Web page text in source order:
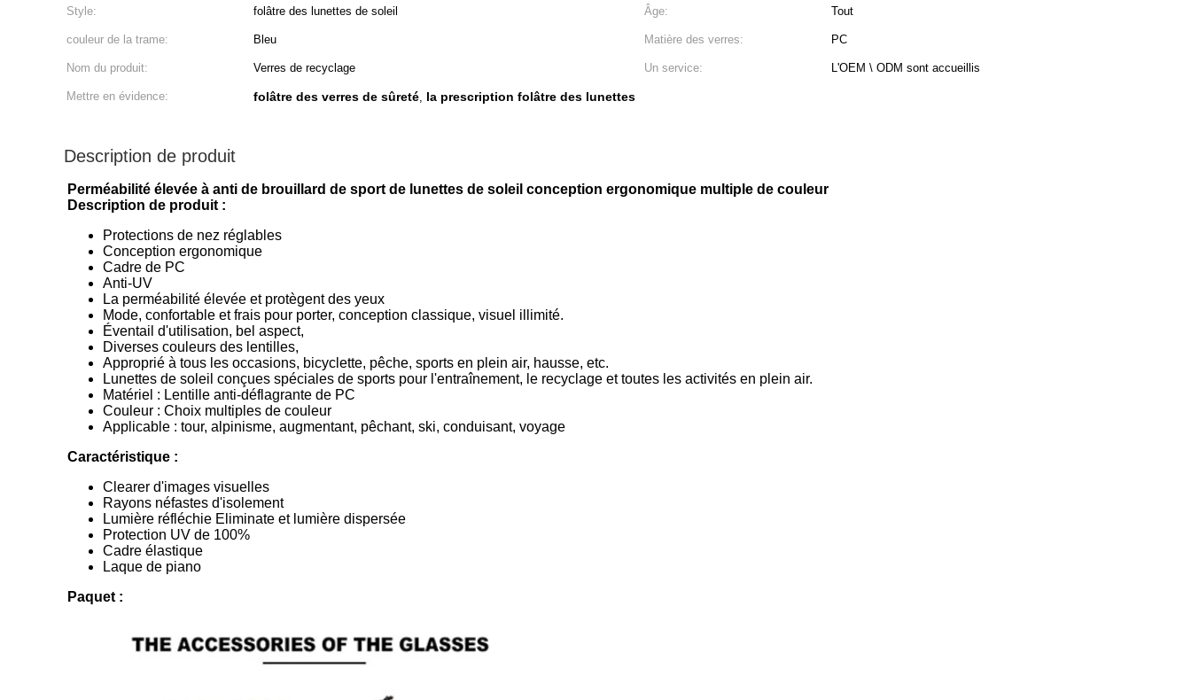
Style: folâtre des lunettes de soleil Âge: Tout
couleur de la trame: Bleu Matière des verres: PC
Nom du produit: Verres de recyclage Un service: L'OEM \ ODM sont accueillis
Mettre en évidence: folâtre des verres de sûreté, la prescription folâtre des lunettes
Description de produit
Perméabilité élevée à anti de brouillard de sport de lunettes de soleil conception ergonomique multiple de couleur
Description de produit :
Protections de nez réglables
Conception ergonomique
Cadre de PC
Anti-UV
La perméabilité élevée et protègent des yeux
Mode, confortable et frais pour porter, conception classique, visuel illimité.
Éventail d'utilisation, bel aspect,
Diverses couleurs des lentilles,
Approprié à tous les occasions, bicyclette, pêche, sports en plein air, hausse, etc.
Lunettes de soleil conçues spéciales de sports pour l'entraînement, le recyclage et toutes les activités en plein air.
Matériel : Lentille anti-déflagrante de PC
Couleur : Choix multiples de couleur
Applicable : tour, alpinisme, augmentant, pêchant, ski, conduisant, voyage
Caractéristique :
Clearer d'images visuelles
Rayons néfastes d'isolement
Lumière réfléchie Eliminate et lumière dispersée
Protection UV de 100%
Cadre élastique
Laque de piano
Paquet :